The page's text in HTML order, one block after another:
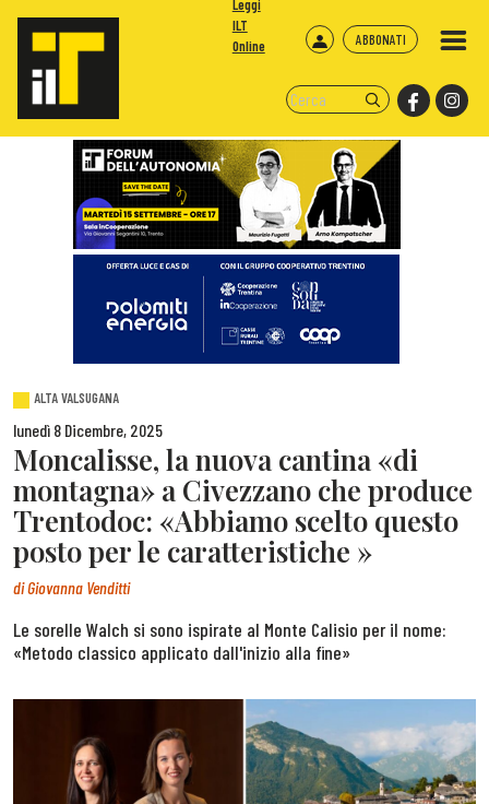
ABBONATI
Leggi
ILT
Online
ALTA VALSUGANA
lunedì 8 Dicembre, 2025
Moncalisse, la nuova cantina «di
montagna» a Civezzano che produce
Trentodoc: «Abbiamo scelto questo
posto per le caratteristiche »
diGiovanna Venditti
Le sorelle Walch si sono ispirate al Monte Calisio per il nome:
«Metodo classico applicato dall'inizio alla fine»